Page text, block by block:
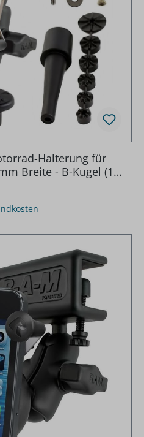
Halterung für
Breite - B-Kugel (1
kurzer